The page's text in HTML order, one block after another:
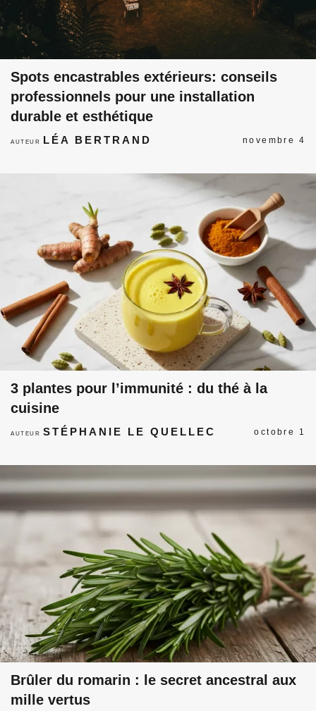
Spots encastrables extérieurs: conseils
professionnels pour une installation
durable et esthétique
AUTEUR LÉA BERTRAND novembre 4
3 plantes pour l’immunité : du thé à la
cuisine
AUTEURSTÉPHANIE LE QUELLEC octobre 1
Brûler du romarin : le secret ancestral aux
mille vertus